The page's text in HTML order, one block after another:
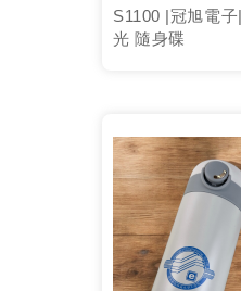
S1100 |冠旭電
光 隨身碟